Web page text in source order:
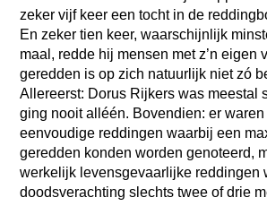
zeker vijf keer een tocht in de
En zeker tien keer, waarschijnlijk
maal, redde hij mensen met z’n eigen
geredden is op zich natuur lijk niet zó
Allereerst: Dorus Rijkers was meestal
ging nooit alléén. Bovendien: er
eenvoudige reddingen waarbij een
geredden konden worden genoteerd,
werkelijk levensgevaarlijke reddingen
doodsverachting slechts twee of drie